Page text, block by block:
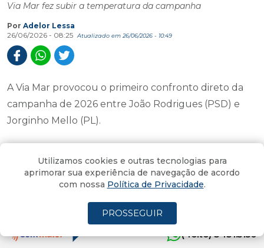
Via Mar fez subir a temperatura da campanha
Por Adelor Lessa
26/06/2026 - 08:25
Atualizado em 26/06/2026 - 10:49
A Via Mar provocou o primeiro confronto direto da
campanha de 2026 entre João Rodrigues (PSD) e
Jorginho Mello (PL).
Durante evento de campanha, João Rodrigues disse
apresentasse o projeto da Via Mar. "Só o projeto, não
estou nem falando de obra", reforçou.
(4oito) 3431.5150
Utilizamos cookies e outras tecnologias para
aprimorar sua experiência de navegação de acordo
com nossa Política de Privacidade.
PROSSEGUIR